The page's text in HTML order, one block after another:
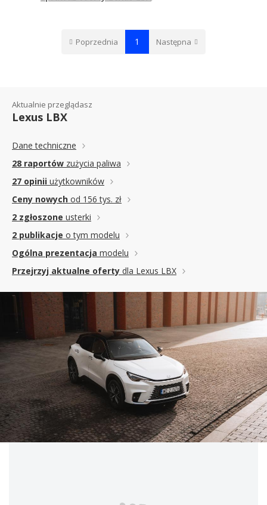
Poprzednia 1 Następna
Aktualnie przeglądasz
Lexus LBX
Dane techniczne
28 raportów zużycia paliwa
27 opinii użytkowników
Ceny nowych od 156 tys. zł
2 zgłoszone usterki
2 publikacje o tym modelu
Ogólna prezentacja modelu
Przejrzyj aktualne oferty dla Lexus LBX